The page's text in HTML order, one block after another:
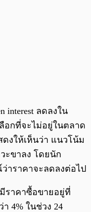
ลดลงใน
อกที่จะไม่อยู่ในตลาด
งให้เห็นว่า แนวโน้ม
ะขาลง โดยนัก
าราคาจะลดลงต่อไป
ราคาซื้อขายอยู่ที่
4% ในช่วง 24